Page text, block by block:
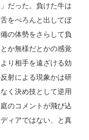
だった。負けた牛は
をべろんと出してぼ
の体勢をさらして負
か無様だとかの感覚
り相手を遠ざける効
射による現象かは研
く決め技として逆用
のコメントが飛び込
ィアではない、と真